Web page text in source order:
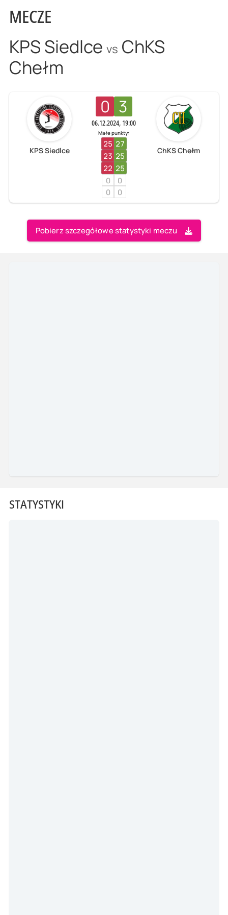
MECZE
KPS Siedlce vs ChKS
Chełm
KPS Siedlce
0 3
06.12.2024, 19:00
Małe punkty:
25 27
23 25
22 25
0
0
0
0
ChKS Chełm
Pobierz szczegółowe statystyki meczu
STATYSTYKI